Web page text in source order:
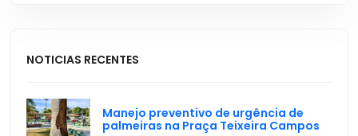
NOTICIAS RECENTES
Manejo preventivo de urgência de
palmeiras na Praça Teixeira Campos